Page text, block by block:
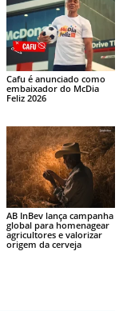
Cafu é anunciado como
embaixador do McDia
Feliz 2026
AB InBev lança campanha
global para homenagear
agricultores e valorizar
origem da cerveja